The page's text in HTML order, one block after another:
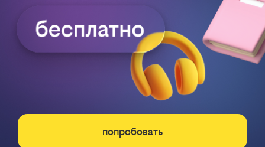
попробовать